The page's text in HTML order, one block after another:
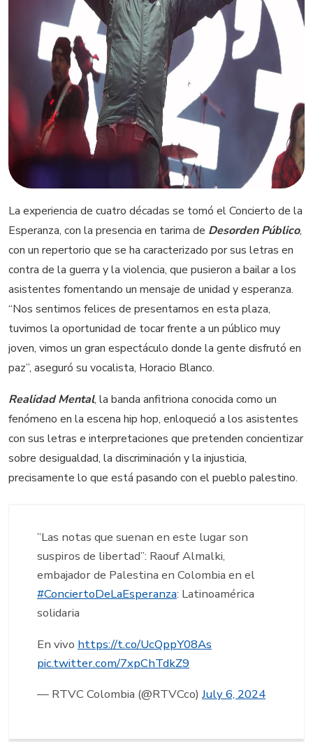
La experiencia de cuatro décadas se tomó el Concierto de la
Esperanza, con la presencia en tarima de Desorden Público,
con un repertorio que se ha caracterizado por sus letras en
contra de la guerra y la violencia, que pusieron a bailar a los
asistentes fomentando un mensaje de unidad y esperanza.
“Nos sentimos felices de presentarnos en esta plaza,
tuvimos la oportunidad de tocar frente a un público muy
joven, vimos un gran espectáculo donde la gente disfrutó en
paz”, aseguró su vocalista, Horacio Blanco.
Realidad Mental, la banda anfitriona conocida como un
fenómeno en la escena hip hop, enloqueció a los asistentes
con sus letras e interpretaciones que pretenden concientizar
sobre desigualdad, la discriminación y la injusticia,
precisamente lo que está pasando con el pueblo palestino.
”Las notas que suenan en este lugar son
suspiros de libertad”: Raouf Almalki,
embajador de Palestina en Colombia en el
#ConciertoDeLaEsperanza: Latinoamérica
solidaria
En vivo https://t.co/UcQppY08As
pic.twitter.com/7xpChTdkZ9
— RTVC Colombia (@RTVCco) July 6, 2024